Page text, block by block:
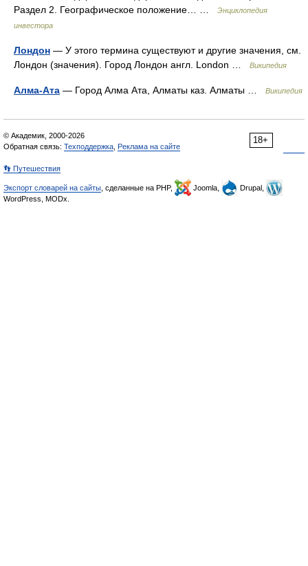
Раздел 2. Географическое положение… …
Энциклопедия
инвестора
Лондон — У этого термина существуют и другие значения, см.
Лондон (значения). Город Лондон англ. London …
Википедия
Алма-Ата — Город Алма Ата, Алматы каз. Алматы … Википедия
18+
© Академик, 2000-2026
Обратная связь: Техподдержка Реклама на сайте
👣 Путешествия
Экспорт словарей на сайты , сделанные на PHP, Joomla,
Drupal,
WordPress, MODx.